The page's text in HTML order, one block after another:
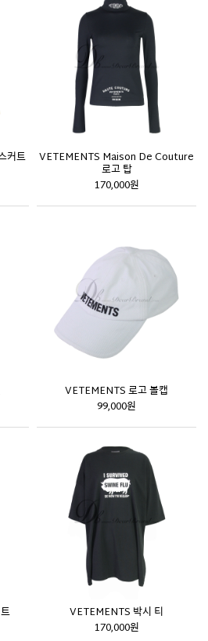
커트
VETEMENTS Maison De Couture
로고 탑
170,000원
VETEMENTS 로고 볼캡
99,000원
VETEMENTS 박시 티
170,000원